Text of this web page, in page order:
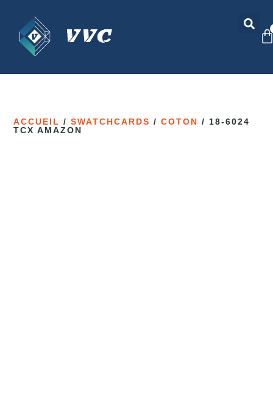
ACCUEIL /SWATCHCARDS /COTON / 18-6024
TCX AMAZON